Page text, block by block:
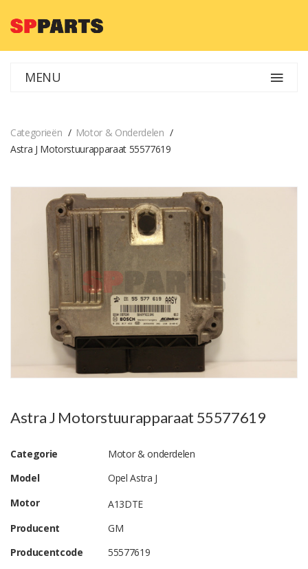
MENU
Categorieën
Motor & Onderdelen
Astra J Motorstuurapparaat 55577619
Astra J Motorstuurapparaat 55577619
Categorie
Motor & onderdelen
Model
Opel Astra J
Motor
A13DTE
Producent
GM
Producentcode
55577619